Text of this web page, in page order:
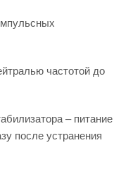
частотой до
– питание
после устранения